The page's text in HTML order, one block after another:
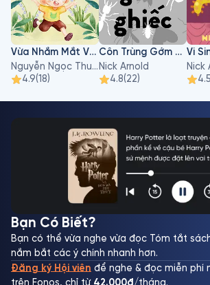
Vừa Nhắm Mắt Vừa Mở Cửa Sổ
Nguyễn Ngọc Thuần
4.9(18)
Côn Trùng Gớm Ghiếc
Nick Arnold
4.8(22)
Vi
Nick
4.5
Bạn Có Biết?
Bạn có thể vừa nghe vừa đọc Tóm tắt
nắm bắt các ý chính nhanh hơn.
Đăng ký Hội viên để nghe & đọc miễn phí
trên Fonos, chỉ từ 42.000đ/tháng.